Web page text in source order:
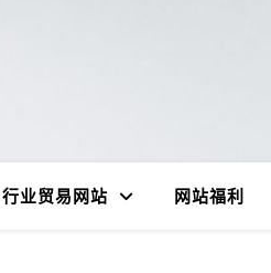
行业贸易网站 网站福利